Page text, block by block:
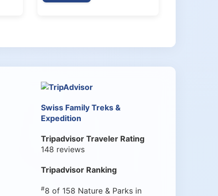
Swiss Family Treks &
Expedition
Tripadvisor Traveler Rating
148 reviews
Tripadvisor Ranking
#8 of 158 Nature & Parks in